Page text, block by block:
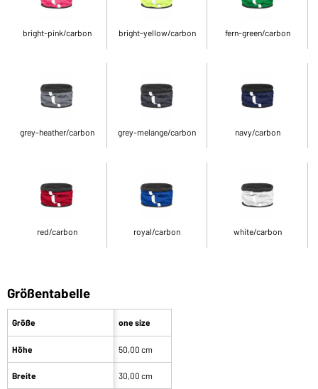
bright-pink/carbon bright-yellow/carbon fern-green/carbon
grey-heather/carbon grey-melange/carbon navy/carbon
red/carbon royal/carbon white/carbon
Größentabelle
Größe
Höhe
Breite
one size
50,00 cm
30,00 cm